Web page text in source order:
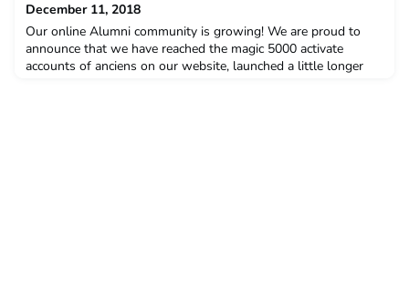
December 11, 2018
Our online Alumni community is growing! We are proud to
announce that we have reached the magic 5000 activate
accounts of anciens on our website, launched a little longer